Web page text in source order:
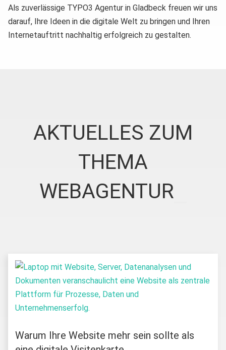
Als zuverlässige TYPO3 Agentur in Gladbeck freuen wir uns
darauf, Ihre Ideen in die digitale Welt zu bringen und Ihren
Internetauftritt nachhaltig erfolgreich zu gestalten.
AKTUELLES ZUM
THEMA
WEBAGENTUR
Warum Ihre Website mehr sein sollte als